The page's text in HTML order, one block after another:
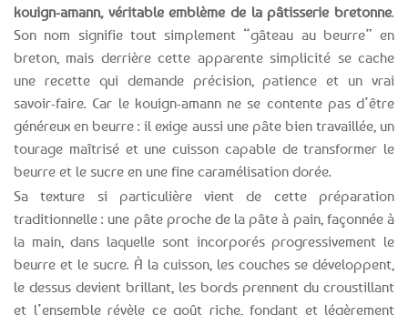
kouign-amann, véritable emblème de la pâtisserie bretonne.
Son nom signifie tout simplement “gâteau au beurre” en
breton, mais derrière cette apparente simplicité se cache
une recette qui demande précision, patience et un vrai
savoir-faire. Car le kouign-amann ne se contente pas d’être
généreux en beurre : il exige aussi une pâte bien travaillée, un
tourage maîtrisé et une cuisson capable de transformer le
beurre et le sucre en une fine caramélisation dorée.
Sa texture si particulière vient de cette préparation
traditionnelle : une pâte proche de la pâte à pain, façonnée à
la main, dans laquelle sont incorporés progressivement le
beurre et le sucre. À la cuisson, les couches se développent,
le dessus devient brillant, les bords prennent du croustillant
et l’ensemble révèle ce goût riche, fondant et légèrement